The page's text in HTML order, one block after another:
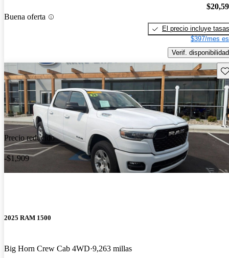
Buena oferta
El precio incluye tasas
$397/mes
Verif. disponibilidad
Precio reducido
-$1,909
2025 RAM 1500
Big Horn Crew Cab 4WD 9,263 millas